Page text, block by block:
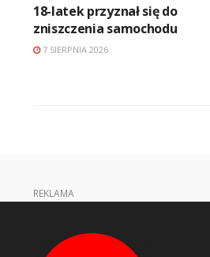
18-latek przyznał się do
zniszczenia samochodu
7 SIERPNIA 2026
REKLAMA